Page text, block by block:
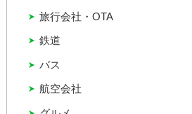
バス
旅行会社・OTA
航空会社
鉄道